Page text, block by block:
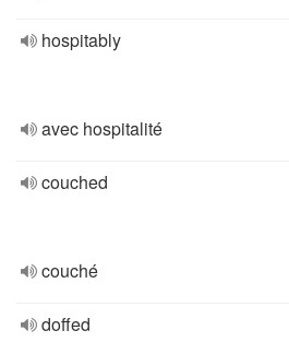
hospitably
avec hospitalité
couched
couché
doffed